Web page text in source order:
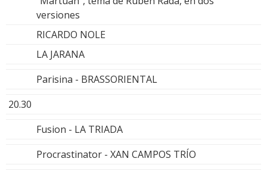
versiones
RICARDO NOLE
LA JARANA
Parisina - BRASSORIENTAL
20.30
Fusion - LA TRIADA
Procrastinator - XAN CAMPOS TRÍO